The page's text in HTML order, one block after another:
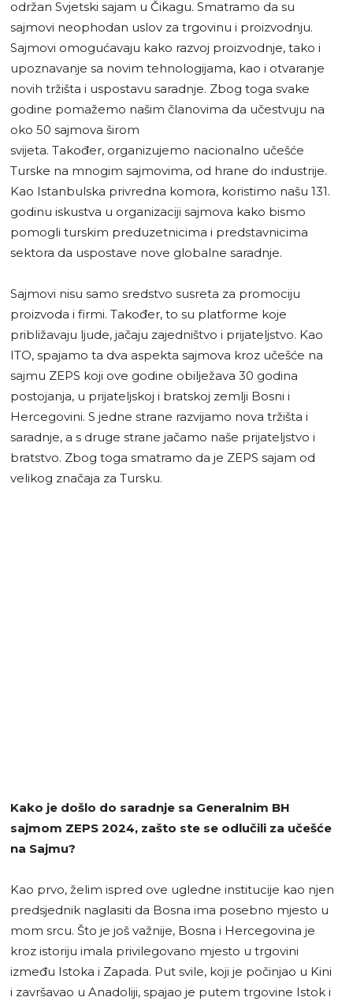
održan Svjetski sajam u Čikagu. Smatramo da su
sajmovi neophodan uslov za trgovinu i proizvodnju.
Sajmovi omogućavaju kako razvoj proizvodnje, tako i
upoznavanje sa novim tehnologijama, kao i otvaranje
novih tržišta i uspostavu saradnje. Zbog toga svake
godine pomažemo našim članovima da učestvuju na
oko 50 sajmova širom
svijeta. Također, organizujemo nacionalno učešće
Turske na mnogim sajmovima, od hrane do industrije.
Kao Istanbulska privredna komora, koristimo našu 131.
godinu iskustva u organizaciji sajmova kako bismo
pomogli turskim preduzetnicima i predstavnicima
sektora da uspostave nove globalne saradnje.
Sajmovi nisu samo sredstvo susreta za promociju
proizvoda i firmi. Također, to su platforme koje
približavaju ljude, jačaju zajedništvo i prijateljstvo. Kao
ITO, spajamo ta dva aspekta sajmova kroz učešće na
sajmu ZEPS koji ove godine obilježava 30 godina
postojanja, u prijateljskoj i bratskoj zemlji Bosni i
Hercegovini. S jedne strane razvijamo nova tržišta i
saradnje, a s druge strane jačamo naše prijateljstvo i
bratstvo. Zbog toga smatramo da je ZEPS sajam od
velikog značaja za Tursku.
Kako je došlo do saradnje sa Generalnim BH
sajmom ZEPS 2024, zašto ste se odlučili za učešće
na Sajmu?
Kao prvo, želim ispred ove ugledne institucije kao njen
predsjednik naglasiti da Bosna ima posebno mjesto u
mom srcu. Što je još važnije, Bosna i Hercegovina je
kroz istoriju imala privilegovano mjesto u trgovini
između Istoka i Zapada. Put svile, koji je počinjao u Kini
i završavao u Anadoliji, spajao je putem trgovine Istok i